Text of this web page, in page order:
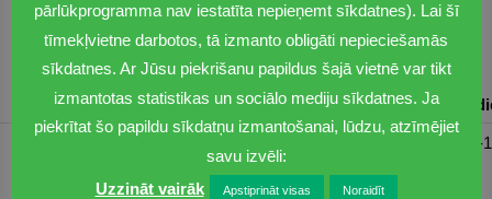
dmv@riga.lv
Pirmdiena Otrdiena Trešdiena Ceturtdiena
08:00-
pārlūkprogramma nav iestatīta nepieņemt sīkdatnes). Lai šī
tīmekļvietne darbotos, tā izmanto obligāti nepieciešamās
sīkdatnes. Ar Jūsu piekrišanu papildus šajā vietnē var tikt
izmantotas statistikas un sociālo mediju sīkdatnes. Ja
piekrītat šo papildu sīkdatņu izmantošanai, lūdzu, atzīmējiet
savu izvēli:
Uzzināt vairāk
Apstiprināt visas Noraidīt